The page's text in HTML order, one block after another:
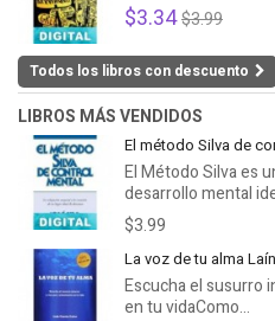
$3.34$3.99
Todos los libros con descuento
LIBROS MÁS VENDIDOS
El método Silva de
El Método Silva es
desarrollo mental
$3.99
La voz de tu alma
Escucha el susurro
en tu vidaComo...